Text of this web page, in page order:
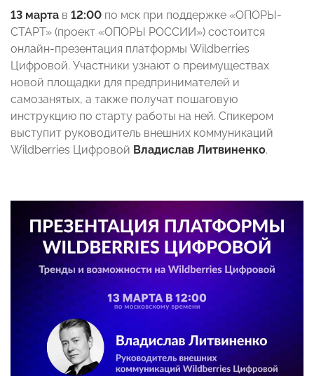
13 марта в 12:00 по мск при поддержке «ОПОРЫ-
СТАРТ» (проект «ОПОРЫ РОССИИ») состоится
онлайн-презентация платформы Wildberries
Цифровой. Участники узнают о преимуществах
новой площадки для предпринимателей и
самозанятых, а также получат пошаговую
инструкцию по старту работы на ней. Спикером
выступит руководитель внешних коммуникаций
Wildberries Цифровой Владислав Литвиненко.